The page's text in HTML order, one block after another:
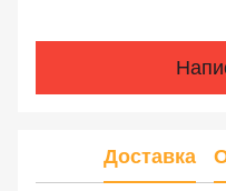
Доставка